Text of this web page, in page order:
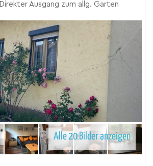
Direkter Ausgang zum allg. Garten
Alle 20 Bilder anzeigen